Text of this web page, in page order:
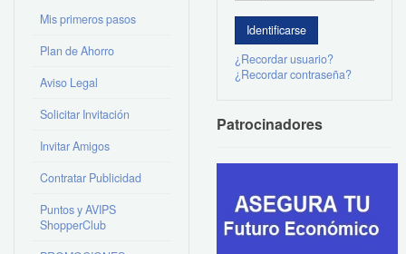
Mis primeros pasos
Plan de Ahorro
Aviso Legal
Solicitar Invitación
Invitar Amigos
Contratar Publicidad
Puntos y AVIPS
ShopperClub
¿Recordar usuario?
¿Recordar contraseña?
Patrocinadores